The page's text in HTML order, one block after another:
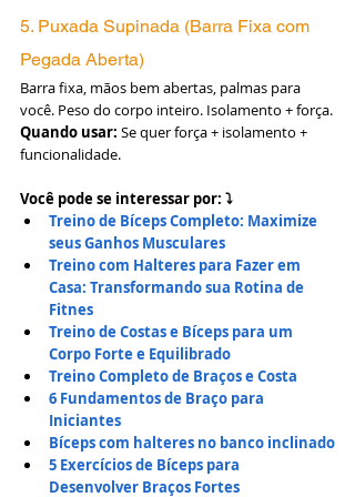
5. Puxada Supinada (Barra Fixa com
Pegada Aberta)
Barra fixa, mãos bem abertas, palmas para
você. Peso do corpo inteiro. Isolamento + força.
Quando usar: Se quer força + isolamento +
funcionalidade.
Você pode se interessar por: ⤵
Treino de Bíceps Completo: Maximize
seus Ganhos Musculares
Treino com Halteres para Fazer em
Casa: Transformando sua Rotina de
Fitnes
Treino de Costas e Bíceps para um
Corpo Forte e Equilibrado
Treino Completo de Braços e Costa
6 Fundamentos de Braço para
Iniciantes
Bíceps com halteres no banco inclinado
5 Exercícios de Bíceps para
Desenvolver Braços Fortes